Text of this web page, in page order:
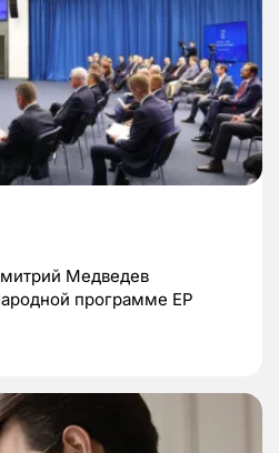
Медведев
программе ЕР